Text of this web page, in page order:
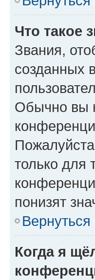
Что такое
Звания,
созданных
Обычно вы
только для
понизят
Вернуться
Когда я